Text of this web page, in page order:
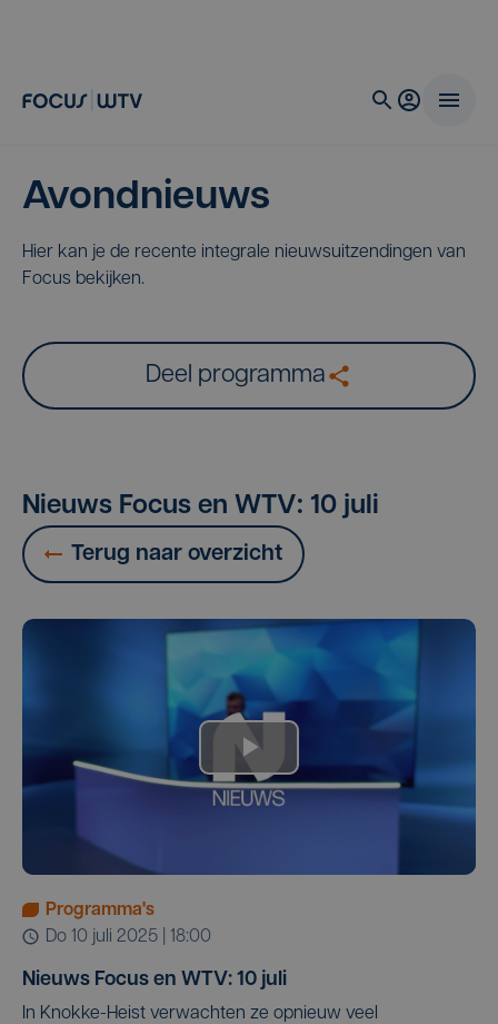
Avondnieuws
Hier kan je de recente integrale nieuwsuitzendingen van
Focus bekijken.
Deel programma
Nieuws Focus en WTV: 10 juli
Terug naar overzicht
Programma's
do 10 juli 2025 | 18:00
Nieuws Focus en WTV: 10 juli
In Knokke-Heist verwachten ze opnieuw veel